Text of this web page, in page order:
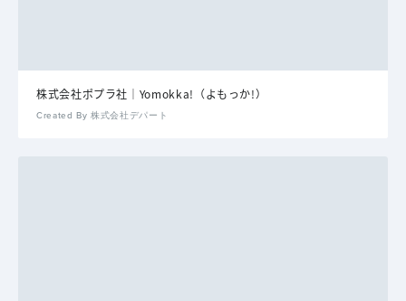
株式会社ポプラ社｜Yomokka!（よもっか!）
Created By 株式会社デパート